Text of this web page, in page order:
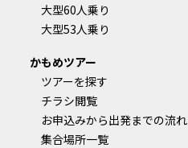
大型60人乗り
大型53人乗り
かもめツアー
ツアーを探す
チラシ閲覧
お申込みから出発までの流れ
集合場所一覧